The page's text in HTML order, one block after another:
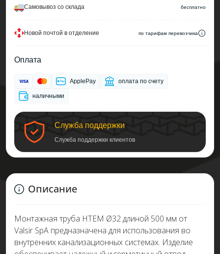
Cамовывоз со склада беcплатно
Новой почтой в отделение по тарифам перевозчика
Оплата
ApplePay оплата по счету
наличными
Служба поддержки
Служба поддержки клиентов
Описание
Монтажная труба HTEM Ø32 длиной 500 мм от
Valsir SpA предназначена для использования во
внутренних канализационных системах. Изделие